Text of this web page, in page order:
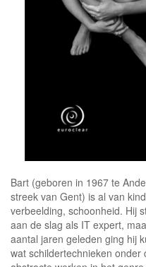
Bart (geboren in 1967 te
streek van Gent) is al van
verbeelding, schoonheid. Hij
aan de slag als IT expert,
aantal jaren geleden ging hij
wat schildertechnieken